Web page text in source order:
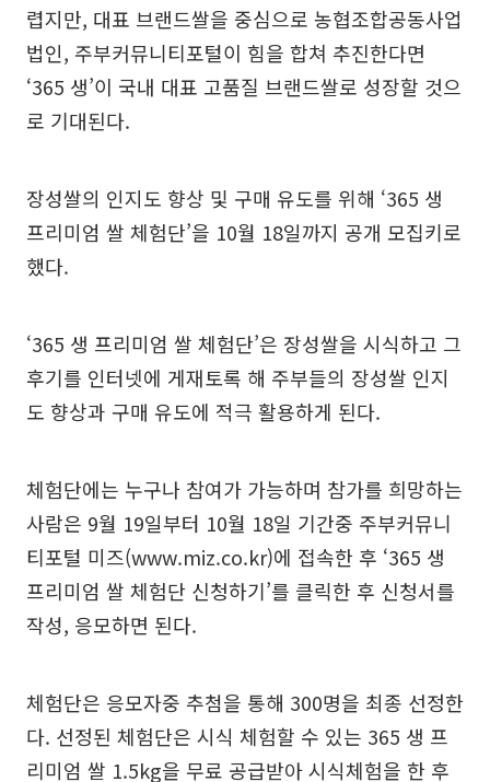
렵지만, 대표 브랜드쌀을 중심으로 농협조합공동사업
법인, 주부커뮤니티포털이 힘을 합쳐 추진한다면
‘365 생’이 국내 대표 고품질 브랜드쌀로 성장할 것으
로 기대된다.
장성쌀의 인지도 향상 및 구매 유도를 위해 ‘365 생
프리미엄 쌀 체험단’을 10월 18일까지 공개 모집키로
했다.
‘365 생 프리미엄 쌀 체험단’은 장성쌀을 시식하고 그
후기를 인터넷에 게재토록 해 주부들의 장성쌀 인지
도 향상과 구매 유도에 적극 활용하게 된다.
체험단에는 누구나 참여가 가능하며 참가를 희망하는
사람은 9월 19일부터 10월 18일 기간중 주부커뮤니
티포털 미즈(www.miz.co.kr)에 접속한 후 ‘365 생
프리미엄 쌀 체험단 신청하기’를 클릭한 후 신청서를
작성, 응모하면 된다.
체험단은 응모자중 추첨을 통해 300명을 최종 선정한
다. 선정된 체험단은 시식 체험할 수 있는 365 생 프
리미엄 쌀 1.5kg을 무료 공급받아 시식체험을 한 후